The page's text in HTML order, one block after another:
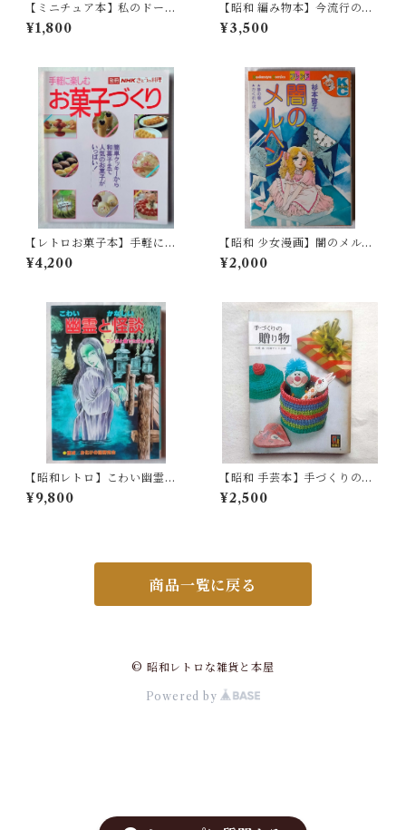
【ミニチュア本】私のドール
ハウス vol.3 粘土を使ってお
いしい食べ物づくり(1996年)
¥1,800
【昭和 編み物本】今流行のマ
スコットとネグリジェ人形
（昭和50年）
¥3,500
【レトロお菓子本】手軽に楽
しむお菓子づくり (別冊NHK
きょうの料理)平成元年
¥4,200
【昭和 少女漫画】闇のメルヘ
ン／杉本啓子
¥2,000
【昭和レトロ】こわい幽霊と
かなしい怪談 まんがと絵で
たのしめる/お化けの話研究会
¥9,800
【昭和 手芸本】手づくりの贈
り物 カラーブックス（昭和5
1年）
¥2,500
商品一覧に戻る
© 昭和レトロな雑貨と本屋
Powered by